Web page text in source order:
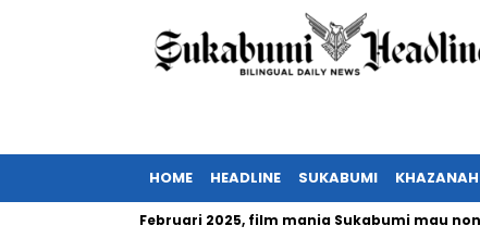
HOME HEADLINE SUKABUMI KHAZANAH
tayang Februari 2025, film mania Sukabumi mau